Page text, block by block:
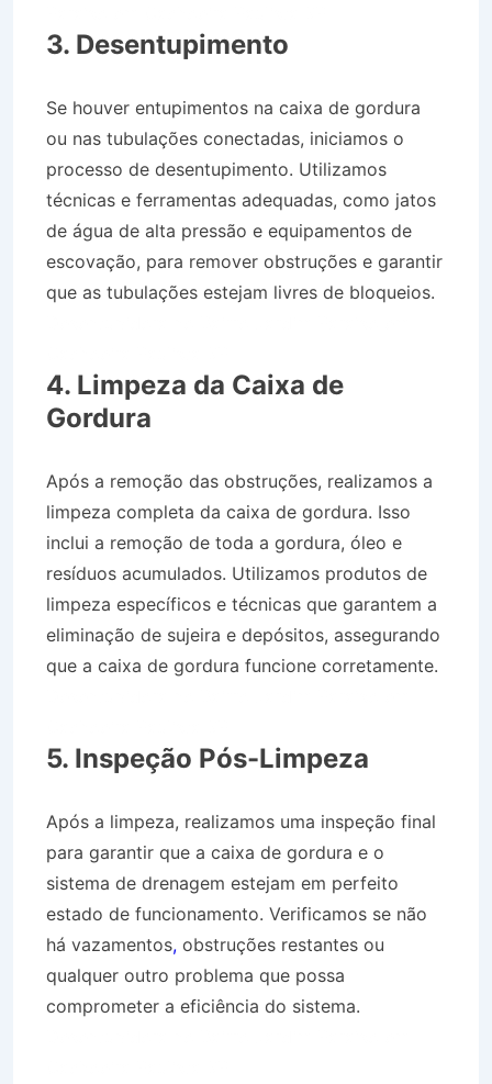
3. Desentupimento
Se houver entupimentos na caixa de gordura
ou nas tubulações conectadas, iniciamos o
processo de desentupimento. Utilizamos
técnicas e ferramentas adequadas, como jatos
de água de alta pressão e equipamentos de
escovação, para remover obstruções e garantir
que as tubulações estejam livres de bloqueios.
4. Limpeza da Caixa de
Gordura
Após a remoção das obstruções, realizamos a
limpeza completa da caixa de gordura. Isso
inclui a remoção de toda a gordura, óleo e
resíduos acumulados. Utilizamos produtos de
limpeza específicos e técnicas que garantem a
eliminação de sujeira e depósitos, assegurando
que a caixa de gordura funcione corretamente.
5. Inspeção Pós-Limpeza
Após a limpeza, realizamos uma inspeção final
para garantir que a caixa de gordura e o
sistema de drenagem estejam em perfeito
estado de funcionamento. Verificamos se não
há vazamentos, obstruções restantes ou
qualquer outro problema que possa
comprometer a eficiência do sistema.